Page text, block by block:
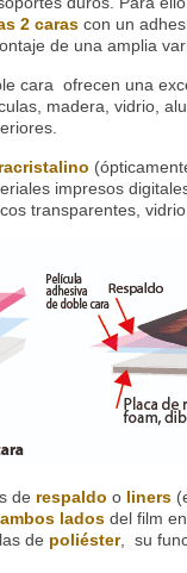
2 caras con un
de una amplia
cara ofrecen una
madera, vidrio,
impresos
transparentes,
de respaldo o liners
ambos lados del film
de poliéster, su